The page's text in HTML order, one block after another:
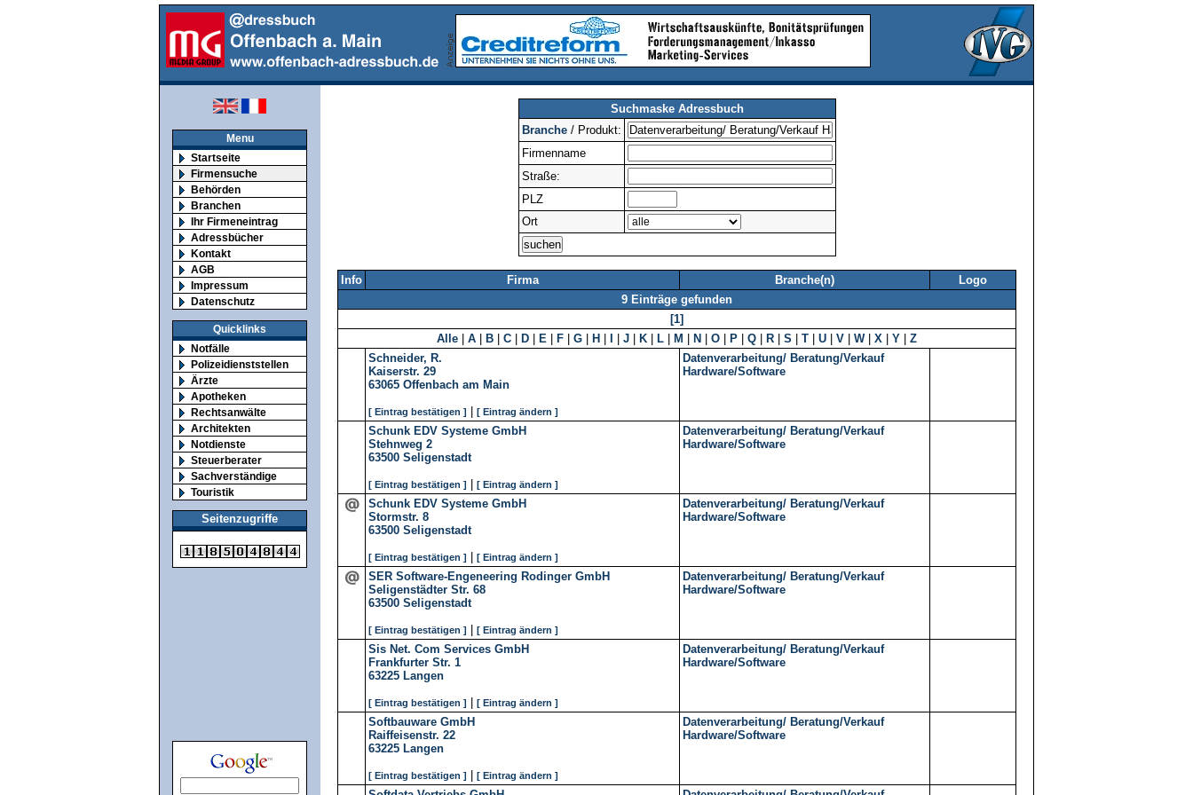
Menu
Startseite
Firmensuche
Behörden
Branchen
Ihr Firmeneintrag
Adressbücher
Kontakt
AGB
Impressum
Datenschutz
Quicklinks
Notfälle
Polizeidienststellen
Ärzte
Apotheken
Rechtsanwälte
Architekten
Notdienste
Steuerberater
Sachverständige
Touristik
Seitenzugriffe
Suchmaske Adressbuch
Branche/ Produkt:
Firmenname
Straße:
PLZ
Ort
Info Firma Branche(n)
Logo
9 Einträge gefunden
[1]
Alle
A B C D E F G H J K L M N O P Q R S T U V W| X Y
Z
Schneider, R.
Kaiserstr. 29
63065 Offenbach am Main
[ Eintrag bestätigen ] [ Eintrag ändern ]
Datenverarbeitung/ Beratung/Verkauf
Hardware/Software
Schunk EDV Systeme GmbH
Stehnweg 2
63500 Seligenstadt
[ Eintrag bestätigen ] [ Eintrag ändern ]
Datenverarbeitung/ Beratung/Verkauf
Hardware/Software
Schunk EDV Systeme GmbH
Stormstr. 8
63500 Seligenstadt
[ Eintrag bestätigen ] [ Eintrag ändern ]
Datenverarbeitung/ Beratung/Verkauf
Hardware/Software
SER Software-Engeneering Rodinger GmbH
Seligenstädter Str. 68
63500 Seligenstadt
[ Eintrag bestätigen ] [ Eintrag ändern ]
Datenverarbeitung/ Beratung/Verkauf
Hardware/Software
Sis Net. Com Services GmbH
Frankfurter Str. 1
63225 Langen
[ Eintrag bestätigen ] [ Eintrag ändern ]
Datenverarbeitung/ Beratung/Verkauf
Hardware/Software
Softbauware GmbH
Raiffeisenstr. 22
63225 Langen
[ Eintrag bestätigen ] [ Eintrag ändern ]
Datenverarbeitung/ Beratung/Verkauf
Hardware/Software